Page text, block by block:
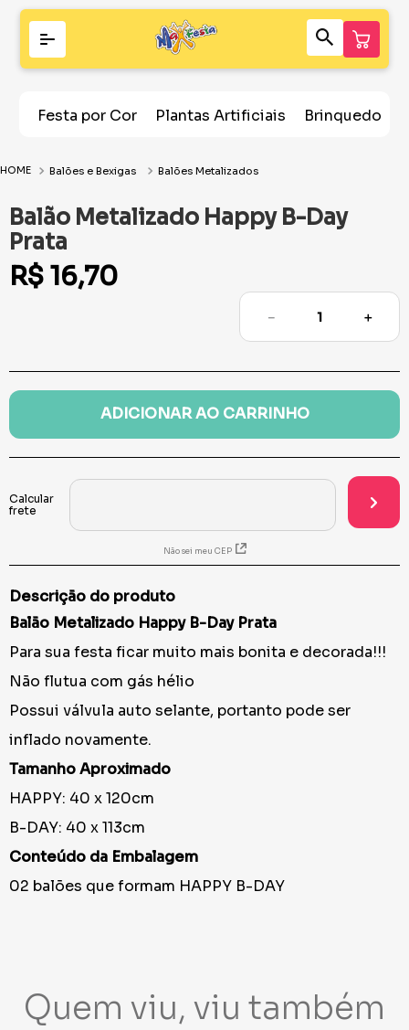
Festa por Cor Plantas Artificiais Brinquedos
Balões e Bexigas Balões Metalizados
Balão Metalizado Happy B-Day
Prata
R$ 16,70
＋
－
ADICIONAR AO CARRINHO
Não sei meu CEP
Descrição do produto
Balão Metalizado Happy B-Day Prata
Para sua festa ficar muito mais bonita e decorada!!!
Não flutua com gás hélio
Possui válvula auto selante, portanto pode ser
inflado novamente.
Tamanho Aproximado
HAPPY: 40 x 120cm
B-DAY: 40 x 113cm
Conteúdo da Embalagem
02 balões que formam HAPPY B-DAY
Quem viu, viu também